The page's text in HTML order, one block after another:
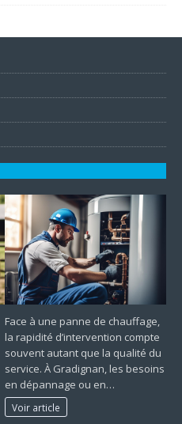
Face à une panne de chauffage,
la rapidité d’intervention compte
souvent autant que la qualité du
service. À Gradignan, les besoins
en dépannage ou en…
Voir article